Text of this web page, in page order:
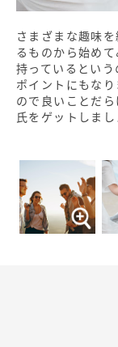
さまざまな趣味
るものから始め
持っているとい
ポイントにもな
ので良いことだ
氏をゲットしまし